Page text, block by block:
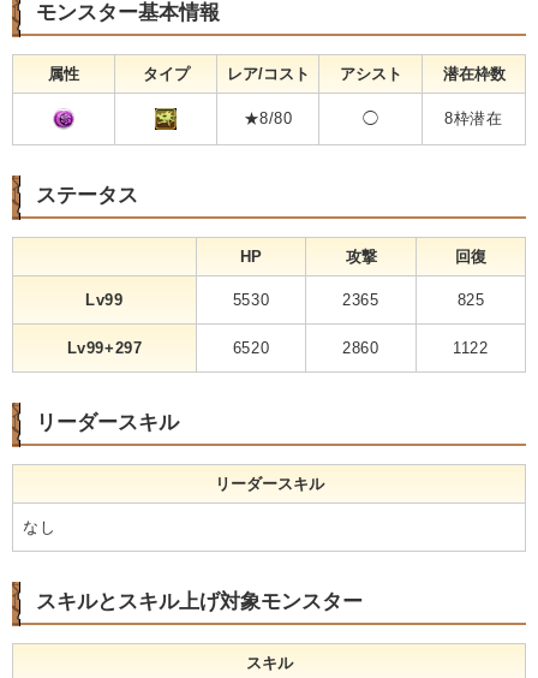
モンスター基本情報
属性 タイプ レア/コスト アシスト 潜在枠数
★8/80 ◯ 8枠潜在
ステータス
HP 攻撃 回復
Lv99 5530 2365 825
Lv99+297 6520 2860 1122
リーダースキル
リーダースキル
なし
スキルとスキル上げ対象モンスター
スキル